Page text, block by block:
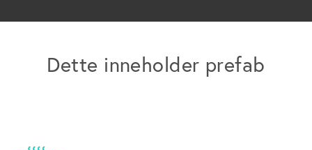
Dette inneholder prefab